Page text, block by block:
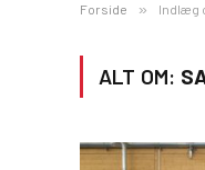
Forside » Indlæg
ALT OM: